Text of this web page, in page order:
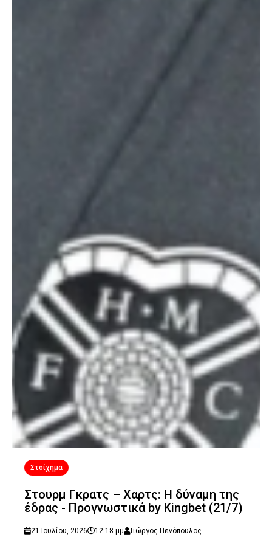
Στοίχημα
Στουρμ Γκρατς – Χαρτς: Η δύναμη της
έδρας - Προγνωστικά by Kingbet (21/7)
21 Ιουλίου, 2026 12:18 μμ Γιώργος Πενόπουλος